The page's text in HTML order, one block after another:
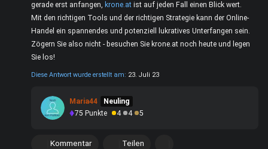
gerade erst anfangen, krone.at ist auf jeden Fall einen Blick wert.
Mit den richtigen Tools und der richtigen Strategie kann der Online-
Handel ein spannendes und potenziell lukratives Unterfangen sein.
Zögern Sie also nicht - besuchen Sie krone.at noch heute und legen
Sie los!
Diese Antwort wurde erstellt am: 23. Juli 23
Maria44
Neuling
75 Punkte 4 4 5
Kommentar Teilen